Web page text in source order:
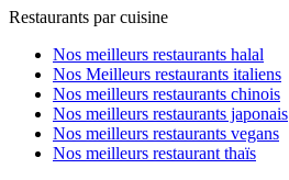
Restaurants par cuisine
Nos meilleurs restaurants halal
Nos Meilleurs restaurants italiens
Nos meilleurs restaurants chinois
Nos meilleurs restaurants japonais
Nos meilleurs restaurants vegans
Nos meilleurs restaurant thaïs